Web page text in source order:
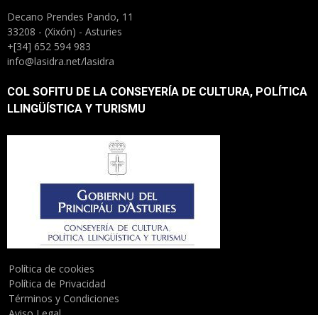
Decano Prendes Pando, 11
33208 - (Xixón) - Asturies
+[34] 652 594 983
info@lasidra.net/lasidra
COL SOFITU DE LA CONSEYERÍA DE CULTURA, POLÍTICA
LLINGÜÍSTICA Y TURISMU
Política de cookies
Política de Privacidad
Términos y Condiciones